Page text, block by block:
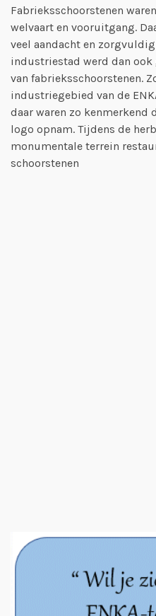
Fabrieksschoorstenen
welvaart en vooruitgang.
veel aandacht en
industriestad werd dan
van fabrieksschoorstenen.
industriegebied van de
daar waren zo kenmerkend
logo opnam. Tijdens de
monumentale terrein
schoorstenen